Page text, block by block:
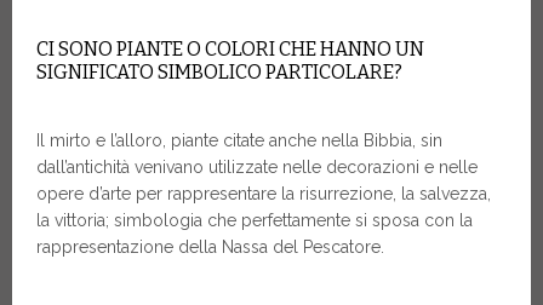
CI SONO PIANTE O COLORI CHE HANNO UN
SIGNIFICATO SIMBOLICO PARTICOLARE?
Il mirto e l’alloro, piante citate anche nella Bibbia, sin
dall’antichità venivano utilizzate nelle decorazioni e nelle
opere d’arte per rappresentare la risurrezione, la salvezza,
la vittoria; simbologia che perfettamente si sposa con la
rappresentazione della Nassa del Pescatore.